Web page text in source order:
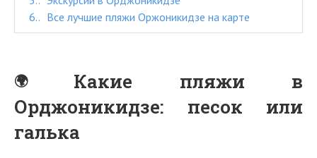
6.
Все лучшие пляжи Оржоникидзе на карте
Какие пляжи в
Орджоникидзе: песок или
галька